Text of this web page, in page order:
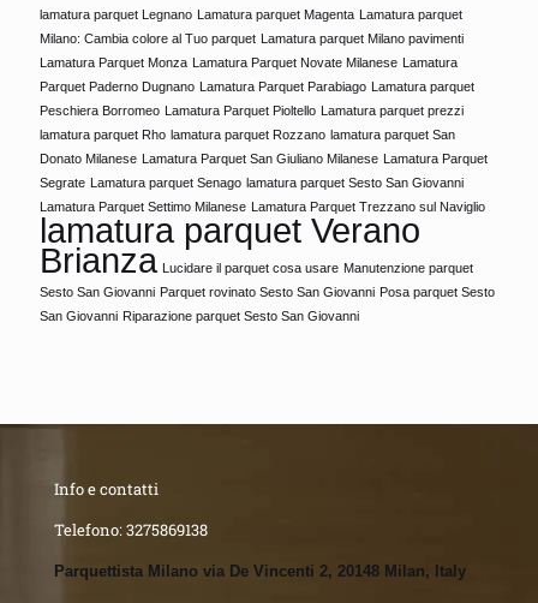
lamatura parquet Legnano Lamatura parquet Magenta Lamatura parquet
Milano: Cambia colore al Tuo parquet Lamatura parquet Milano pavimenti
Lamatura Parquet Monza Lamatura Parquet Novate Milanese Lamatura
Parquet Paderno Dugnano Lamatura Parquet Parabiago Lamatura parquet
Peschiera Borromeo Lamatura Parquet Pioltello Lamatura parquet prezzi
lamatura parquet Rho lamatura parquet Rozzano lamatura parquet San
Donato Milanese Lamatura Parquet San Giuliano Milanese Lamatura Parquet
Segrate Lamatura parquet Senago lamatura parquet Sesto San Giovanni
Lamatura Parquet Settimo Milanese Lamatura Parquet Trezzano sul Naviglio
lamatura parquet Verano
Brianza Lucidare il parquet cosa usare Manutenzione parquet
Sesto San Giovanni Parquet rovinato Sesto San Giovanni Posa parquet Sesto
San Giovanni Riparazione parquet Sesto San Giovanni
Info e contatti
Telefono:3275869138
Parquettista Milano via De Vincenti 2, 20148 Milan, Italy